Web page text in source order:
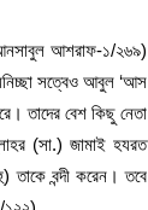
আশরাফ-১/২৬৯)
সত্বেও আবুল ‘আস
তাদের বেশ কিছু নেতা
(সা.) জামাই হযরত
বন্দী করেন। তবে